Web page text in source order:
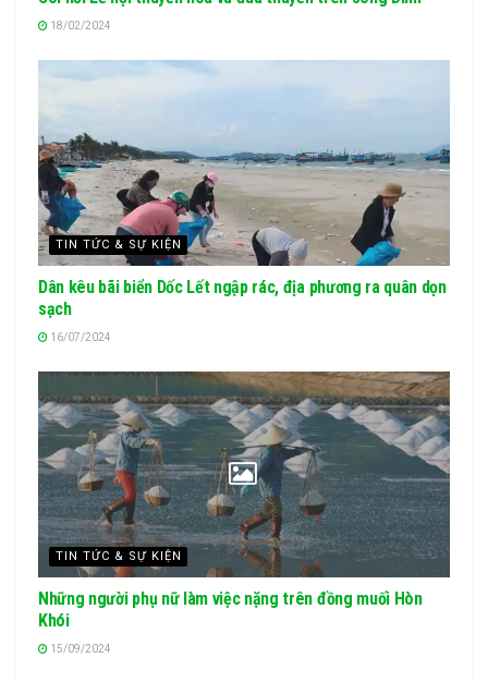
18/02/2024
TIN TỨC & SỰ KIỆN
Dân kêu bãi biển Dốc Lết ngập rác, địa phương ra quân dọn
sạch
16/07/2024
TIN TỨC & SỰ KIỆN
Những người phụ nữ làm việc nặng trên đồng muối Hòn
Khói
15/09/2024